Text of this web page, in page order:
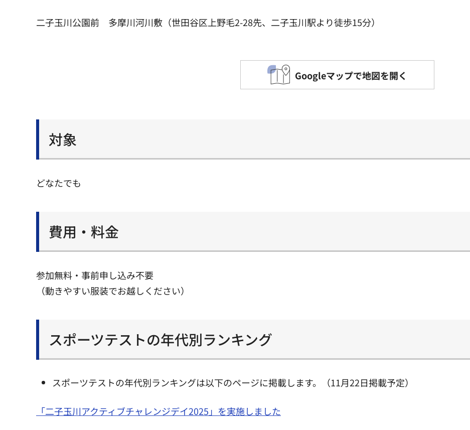
二子玉川公園前 多摩川河川敷（世田谷区上野毛2-28先、二子玉川駅より徒歩15分）
Googleマップで地図を開く
対象
どなたでも
費用・料金
参加無料・事前申し込み不要
（動きやすい服装でお越しください）
スポーツテストの年代別ランキング
スポーツテストの年代別ランキングは以下のページに掲載します。（11月22日掲載予定）
「二子玉川アクティブチャレンジデイ2025」を実施しました